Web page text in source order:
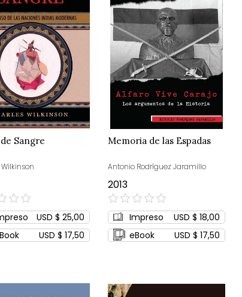
Sangre
USD $ 25,00
USD $ 17,50
Memoria de las Espadas
Antonio Rodríguez Jaramillo
2013
0%
Impreso
USD $ 18,00
eBook
USD $ 17,50